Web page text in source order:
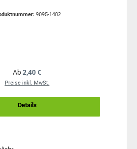
9095-1402
Regulärer Preis:
Ab2,40 €
Preise inkl. MwSt.
Details